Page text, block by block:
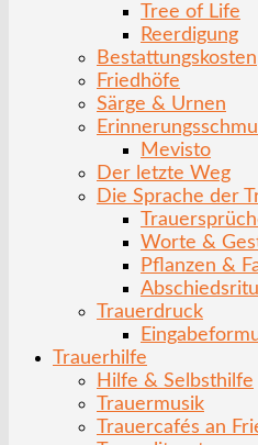
Tree of Life
Reerdigung
Bestattungskosten
Friedhöfe
Särge & Urnen
Mevisto
Der letzte Weg
Die Sprache der
Worte &
Pflanzen &
Trauerdruck
Trauerhilfe
Hilfe & Selbsthilfe
Trauermusik
Trauercafés an